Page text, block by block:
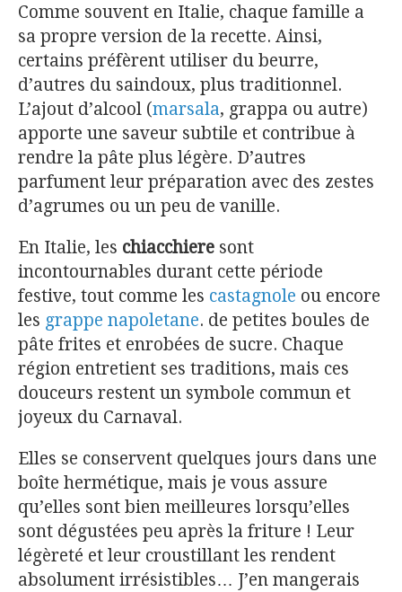
Comme souvent en Italie, chaque famille a
sa propre version de la recette. Ainsi,
certains préfèrent utiliser du beurre,
d’autres du saindoux, plus traditionnel.
L’ajout d’alcool (marsala, grappa ou autre)
apporte une saveur subtile et contribue à
rendre la pâte plus légère. D’autres
parfument leur préparation avec des zestes
d’agrumes ou un peu de vanille.
En Italie, les chiacchiere sont
incontournables durant cette période
festive, tout comme les castagnole ou encore
les grappe napoletane. de petites boules de
pâte frites et enrobées de sucre. Chaque
région entretient ses traditions, mais ces
douceurs restent un symbole commun et
joyeux du Carnaval.
Elles se conservent quelques jours dans une
boîte hermétique, mais je vous assure
qu’elles sont bien meilleures lorsqu’elles
sont dégustées peu après la friture ! Leur
légèreté et leur croustillant les rendent
absolument irrésistibles… J’en mangerais